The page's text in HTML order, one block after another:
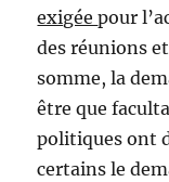
exigéepour
des réunions
somme, la
être que
politiques ont
certains le